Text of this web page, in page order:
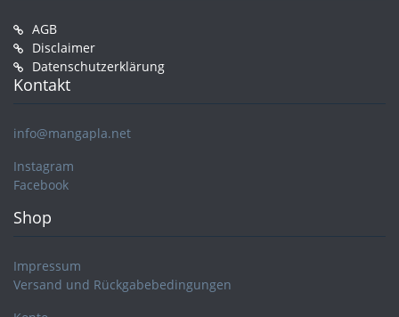
AGB
Disclaimer
Datenschutzerklärung
Kontakt
info@mangapla.net
Instagram
Facebook
Shop
Impressum
Versand und Rückgabebedingungen